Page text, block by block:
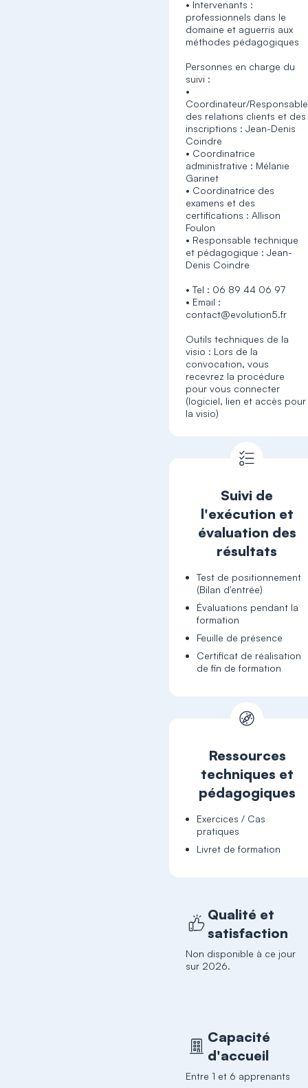
• Intervenants :
professionnels dans le
domaine et aguerris aux
méthodes pédagogiques
Personnes en charge du
suivi :
•
Coordinateur/Responsable
des relations clients et des
inscriptions : Jean-Denis
Coindre
• Coordinatrice
administrative : Mélanie
Garinet
• Coordinatrice des
examens et des
certifications : Allison
Foulon
• Responsable technique
et pédagogique : Jean-
Denis Coindre
• Tel : 06 89 44 06 97
• Email :
contact@evolution5.fr
Outils techniques de la
visio : Lors de la
convocation, vous
recevrez la procédure
pour vous connecter
(logiciel, lien et accès pour
la visio)
Suivi de
l'exécution et
évaluation des
résultats
Test de positionnement
(Bilan d'entrée)
Évaluations pendant la
formation
Feuille de présence
Certificat de réalisation
de fin de formation
Ressources
techniques et
pédagogiques
Exercices / Cas
pratiques
Livret de formation
Qualité et
satisfaction
Non disponible à ce jour
sur 2026.
Capacité
d'accueil
Entre 1 et 6 apprenants